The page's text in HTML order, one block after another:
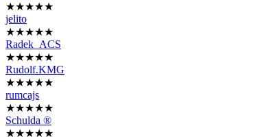
★★★★★
jelito
★★★★★
Radek_ACS
★★★★★
Rudolf.KMG
★★★★★
rumcajs
★★★★★
Schulda ®
★★★★★